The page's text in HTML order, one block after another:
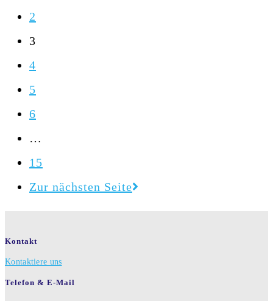
2
3
4
5
6
…
15
Zur nächsten Seite
Kontakt
Kontaktiere uns
Telefon & E-Mail